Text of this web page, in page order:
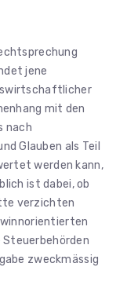
jene
mit den
nach
Glauben als Teil
werden kann,
ist dabei, ob
verzichten
zweckmässig